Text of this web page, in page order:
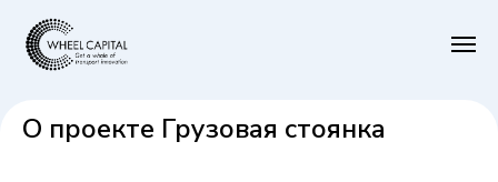
О проекте Грузовая стоянка